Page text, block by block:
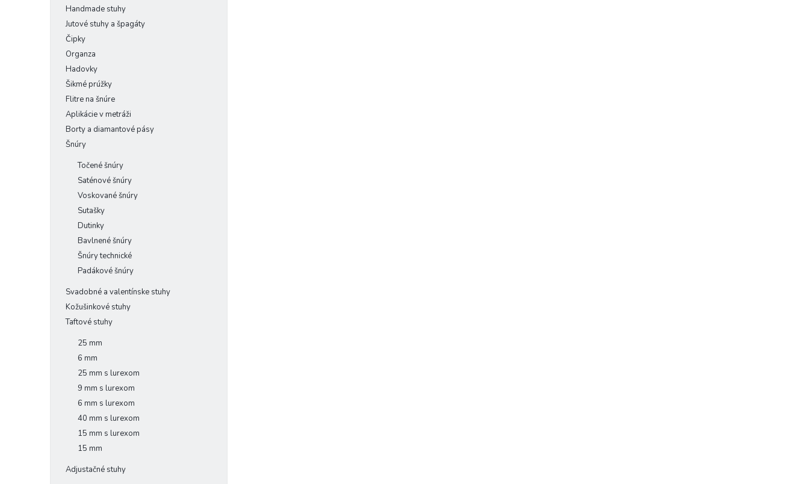
Handmade stuhy
Jutové stuhy a špagáty
Čipky
Organza
Hadovky
Šikmé prúžky
Flitre na šnúre
Aplikácie v metráži
Borty a diamantové pásy
Šnúry
Točené šnúry
Saténové šnúry
Voskované šnúry
Sutašky
Dutinky
Bavlnené šnúry
Šnúry technické
Padákové šnúry
Svadobné a valentínske stuhy
Kožušinkové stuhy
Taftové stuhy
25 mm
6 mm
25 mm s lurexom
9 mm s lurexom
6 mm s lurexom
40 mm s lurexom
15 mm s lurexom
15 mm
Adjustačné stuhy